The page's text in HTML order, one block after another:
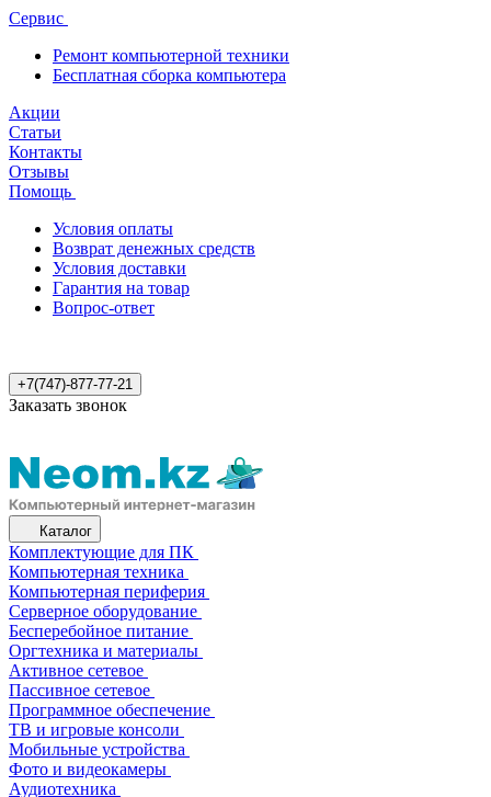
Сервис
Ремонт компьютерной техники
Бесплатная сборка компьютера
Акции
Статьи
Контакты
Отзывы
Помощь
Условия оплаты
Возврат денежных средств
Условия доставки
Гарантия на товар
Вопрос-ответ
+7(747)-877-77-21
Заказать звонок
Каталог
Комплектующие для ПК
Компьютерная техника
Компьютерная периферия
Серверное оборудование
Бесперебойное питание
Оргтехника и материалы
Активное сетевое
Пассивное сетевое
Программное обеспечение
ТВ и игровые консоли
Мобильные устройства
Фото и видеокамеры
Аудиотехника